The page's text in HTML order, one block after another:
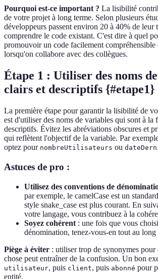
Pourquoi est-ce important ? La lisibilité
de votre projet à long terme. Selon plusieurs
développeurs passent environ 20 à 40% de leur
comprendre le code existant. C'est dire à quel
promouvoir un code facilement compréhensible
lorsqu'on collabore avec des collègues.
Étape 1 : Utiliser des noms
clairs et descriptifs {#etape1}
La première étape pour garantir la lisibilité de
est d'utiliser des noms de variables qui sont à la
descriptifs. Évitez les abréviations obscures et
qui reflètent l'objectif de la variable. Par
optez pour nombreUtilisateurs ou
Astuces de pro :
Utilisez des conventions de
par exemple, le camelCase est un
style snake_case est plus courant. En
votre langage, vous contribuez à la
Soyez cohérent : une fois que vous
dénomination, tenez-vous-en tout au long
Piège à éviter : utiliser trop de synonymes pour
chose peut entraîner de la confusion. Un bon
utilisateur, puis client, puis abonné pour
entité.